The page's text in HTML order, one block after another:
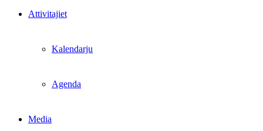
Attivitajiet
Kalendarju
Agenda
Media